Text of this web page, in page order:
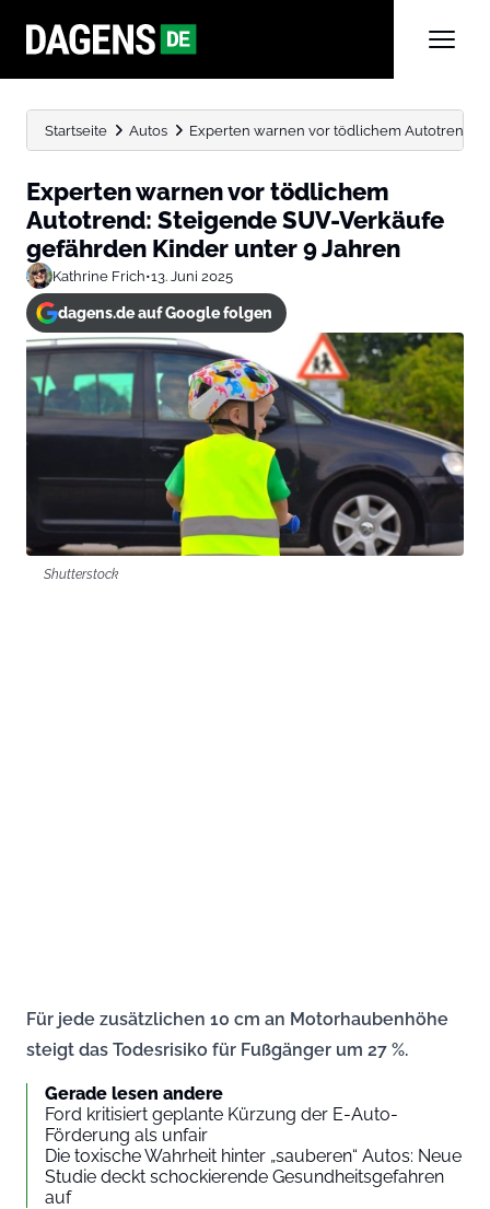
Startseite Autos Experten warnen vor tödlichem Autotrend:
Experten warnen vor tödlichem
Autotrend: Steigende SUV-Verkäufe
gefährden Kinder unter 9 Jahren
Kathrine Frich•13. Juni 2025
dagens.de auf Google folgen
Shutterstock
Für jede zusätzlichen 10 cm an Motorhaubenhöhe
steigt das Todesrisiko für Fußgänger um 27 %.
Gerade lesen andere
Ford kritisiert geplante Kürzung der E-Auto-
Förderung als unfair
Die toxische Wahrheit hinter „sauberen“ Autos: Neue
Studie deckt schockierende Gesundheitsgefahren
auf